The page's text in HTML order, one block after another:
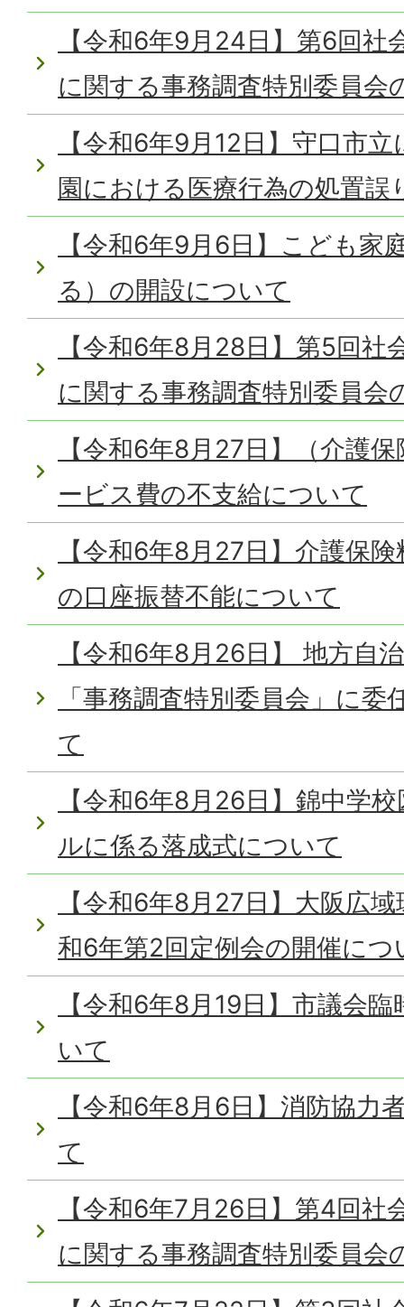
【令和6年9月24日】第6回社
に関する事務調査特別委員会
【令和6年9月12日】守口市
園における医療行為の処置誤
【令和6年9月6日】こども家
る）の開設について
【令和6年8月28日】第5回社
に関する事務調査特別委員会
【令和6年8月27日】（介護
ービス費の不支給について
【令和6年8月27日】介護保
の口座振替不能について
【令和6年8月26日】 地方自
「事務調査特別委員会」に
て
【令和6年8月26日】錦中学
ルに係る落成式について
【令和6年8月27日】大阪広
和6年第2回定例会の開催につ
【令和6年8月19日】市議会
いて
【令和6年8月6日】消防協力
て
【令和6年7月26日】第4回社
に関する事務調査特別委員会